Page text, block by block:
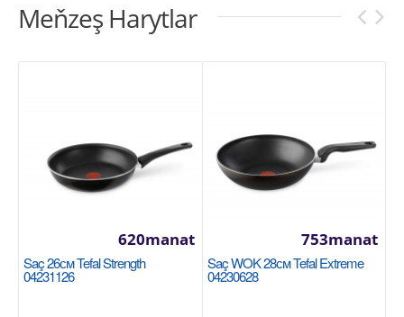
Meňzeş Harytlar
Saç 26см Tefal Strength
04231126
620manat
Saç WOK 28см Tefal Extreme
04230628
753manat